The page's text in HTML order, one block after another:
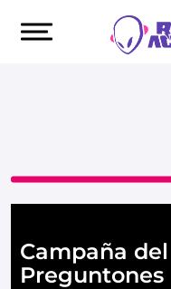
Campaña
Preguntones